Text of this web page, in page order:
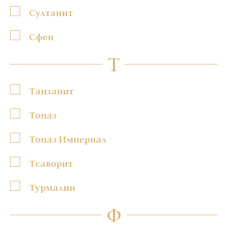
Султанит
Сфен
Т
Танзанит
Топаз
Топаз Империал
Тсаворит
Турмалин
Ф